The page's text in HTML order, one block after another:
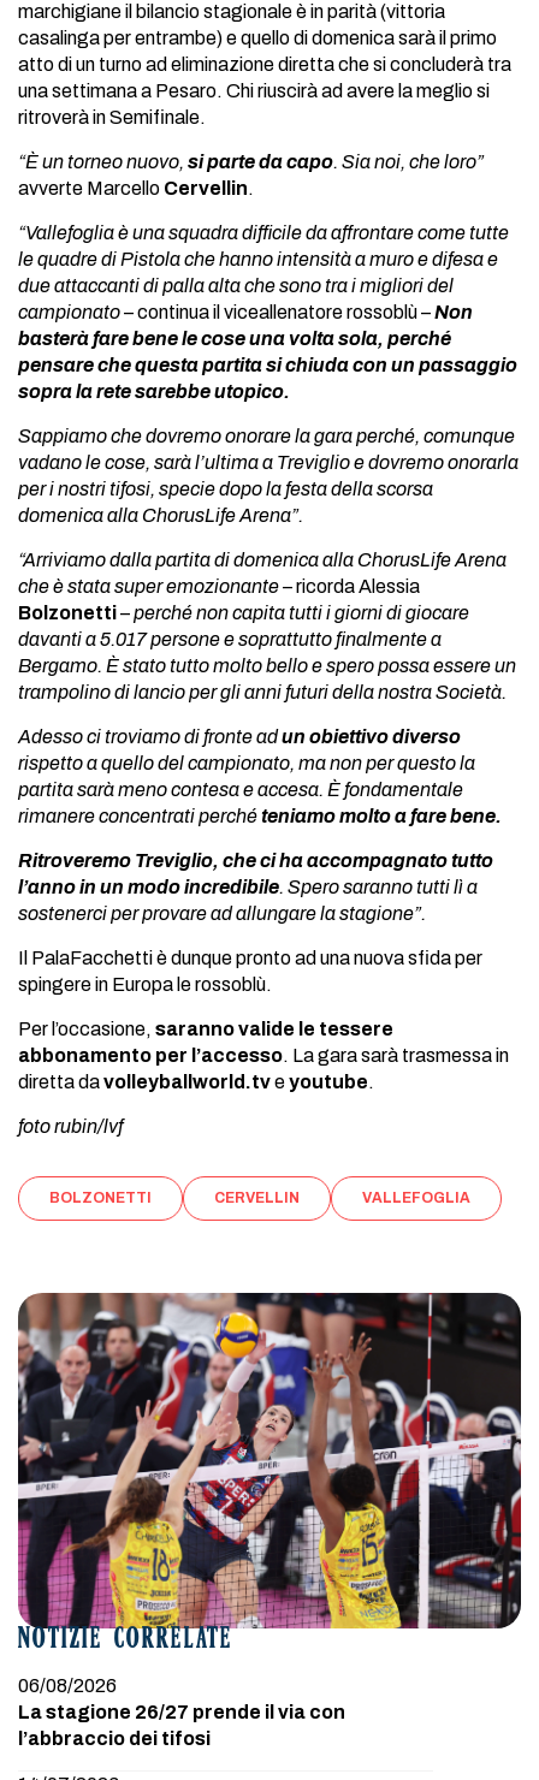
NOTIZIE CORRELATE
06/08/2026
La stagione 26/27 prende il via con
l’abbraccio dei tifosi
marchigiane il bilancio stagionale è in parità (vittoria
casalinga per entrambe) e quello di domenica sarà il primo
atto di un turno ad eliminazione diretta che si concluderà tra
una settimana a Pesaro. Chi riuscirà ad avere la meglio si
ritroverà in Semifinale.
“È un torneo nuovo, si parte da capo. Sia noi, che loro”
avverte Marcello Cervellin.
“Vallefoglia è una squadra difficile da affrontare come tutte
le quadre di Pistolache hanno intensità a muro e difesa e
due attaccanti di palla alta che sono tra i migliori del
campionato– continua il viceallenatore rossoblù –Non
basterà fare bene le cose una volta sola, perché
pensare che questa partita si chiuda con un passaggio
sopra la rete sarebbe utopico.
Sappiamo che dovremo onorare la gara perché, comunque
vadano le cose, sarà l’ultima a Treviglio e dovremo onorarla
per i nostri tifosi, specie dopo la festa della scorsa
domenica alla ChorusLife Arena”.
“Arriviamo dalla partita di domenica alla ChorusLife Arena
che è stata super emozionante– ricorda Alessia
Bolzonetti–perché non capita tutti i giorni di giocare
davanti a 5.017 persone e soprattutto finalmente a
Bergamo. È stato tutto molto bello e spero possa essere un
trampolino di lancio per gli anni futuri della nostra Società.
Adesso ci troviamo di fronte adun obiettivo diverso
rispetto a quello del campionato, ma non per questo la
partita sarà meno contesa e accesa. È fondamentale
rimanere concentrati perchéteniamo molto a fare bene.
Ritroveremo Treviglio, che ci ha accompagnato tutto
l’anno in un modo incredibile. Spero saranno tutti lì a
sostenerci per provare ad allungare la stagione”.
Il PalaFacchetti è dunque pronto ad una nuova sfida per
spingere in Europa le rossoblù.
Per l’occasione, saranno valide le tessere
abbonamento per l’accesso. La gara sarà trasmessa in
diretta davolleyballworld.tveyoutube.
foto rubin/lvf
BOLZONETTI CERVELLIN VALLEFOGLIA